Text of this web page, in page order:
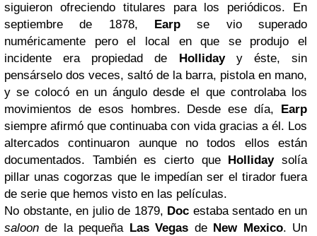
siguieron ofreciendo titulares para los periódicos. En
septiembre de 1878,
Earp se vio superado
numéricamente pero el local en que se produjo el
incidente era propiedad de
Hollidayy éste, sin
pensárselo dos veces, saltó de la barra, pistola en mano,
y se colocó en un ángulo desde el que controlaba los
movimientos de esos hombres. Desde ese día,
Earp
siempre afirmó que continuaba con vida gracias a él. Los
altercados continuaron aunque no todos ellos están
documentados. También es cierto que
Hollidaysolía
pillar unas cogorzas que le impedían ser el tirador fuera
de serie que hemos visto en las películas.
No obstante, en julio de 1879, Doc estaba sentado en un
saloon de la pequeña Las Vegas de New Mexico. Un